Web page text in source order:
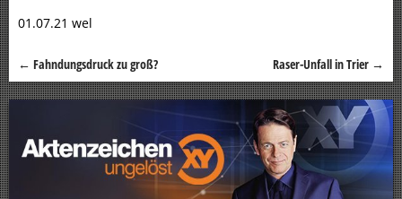
01.07.21 wel
Beitragsnavigation
← Fahndungsdruck zu groß? Raser-Unfall in Trier →